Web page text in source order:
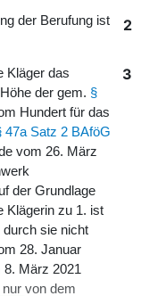
2
der Berufung ist
3
Kläger das
der gem. §
Hundert für das
47a Satz 2 BAföG
vom 26. März
der Grundlage
Klägerin zu 1. ist
durch sie nicht
28. Januar
8. März 2021
von dem